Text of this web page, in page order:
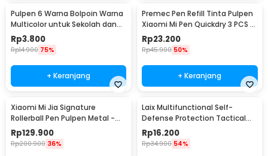
Pulpen 6 Warna Bolpoin Warna
Multicolor untuk Sekolah dan
Kantor
Rp3.800
Rp14.900 75%
+ Keranjang
Premec Pen Refill Tinta Pulpen
Xiaomi Mi Pen Quickdry 3 PCS -
MJZXBX01XM
Rp23.200
Rp45.900 50%
+ Keranjang
Xiaomi Mi Jia Signature
Rollerball Pen Pulpen Metal -
MJJSQZB02XM (Original)
Rp129.900
Rp200.900 36%
Laix Multifunctional Self-
Defense Protection Tactical
Pen - B2
Rp16.200
Rp34.900 54%